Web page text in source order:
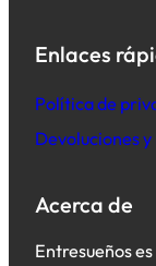
Enlaces
Política de
Devoluciones
Acerca de
Entresueños